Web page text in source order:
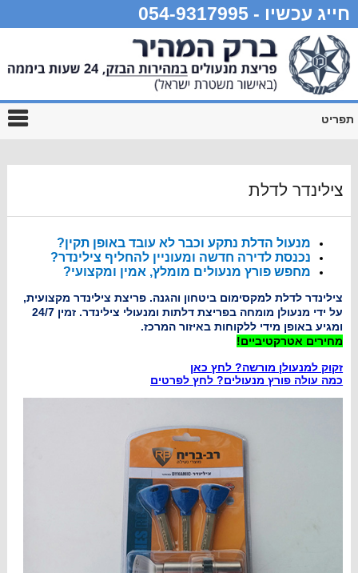
חייג עכשיו - 054-9317995
תפריט
צילינדר לדלת
מנעול הדלת נתקע וכבר לא עובד באופן תקין?
נכנסת לדירה חדשה ומעוניין להחליף צילינדר?
מחפש פורץ מנעולים מומלץ, אמין ומקצועי?
צילינדר לדלת למקסימום ביטחון והגנה. פריצת צילינדר מקצועית,
על ידי מנעולן מומחה בפריצת דלתות ומנעולי צילינדר. זמין 24/7
ומגיע באופן מידי ללקוחות באיזור המרכז.
מחירים אטרקטיביים!
זקוק למנעולן מורשה? לחץ כאן
כמה עולה פורץ מנעולים? לחץ לפרטים